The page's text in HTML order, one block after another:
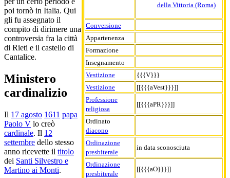
della Vittoria (Roma)
Conversione
Appartenenza
Formazione
Insegnamento
Vestizione
{{{V}}}
Vestizione
[[{{{aVest}}}]]
Professione
religiosa
[[{{{aPR}}}]]
Ordinato
diacono
Ordinazione
presbiterale
in data sconosciuta
Ordinazione
presbiterale
[[{{{aO}}}]]
poi tornò in Italia. Qui
gli fu assegnato il
compito di dirimere una
controversia fra la città
di Rieti e il castello di
Cantalice.
Ministero
cardinalizio
Il 17 agosto 1611 papa
Paolo V lo creò
cardinale. Il 12
settembre dello stesso
anno ricevette il titolo
dei Santi Silvestro e
Martino ai Monti.